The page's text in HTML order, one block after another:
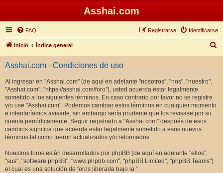
Asshai.com
FAQ Identificarse
Registrarse
Inicio Índice general
u
Asshai.com - Condiciones de uso
Al ingresar en "Asshai.com" (de aquí en adelante "nosotros", "nos", "nuestro",
"Asshai.com", "https://asshai.com/foro"), usted acuerda estar legalmente
sometido a los siguientes términos. En caso contrario por favor no se registre
y/o use "Asshai.com". Podemos cambiar estos términos en cualquier momento
e intentaríamos avisarle, sin embargo sería prudente que los revisase por su
cuenta periódicamente. Seguir registrado a "Asshai.com" después de esos
cambios significa que acuerda estar legalmente sometido a esos nuevos
términos tal como fueron actualizados y/o reformados.
Nuestros foros están desarrollados por phpBB (de aquí en adelante "ellos",
"sus", "software phpBB", "www.phpbb.com", "phpBB Limited", "phpBB Teams")
el cual es una solución de foros liberada bajo la “